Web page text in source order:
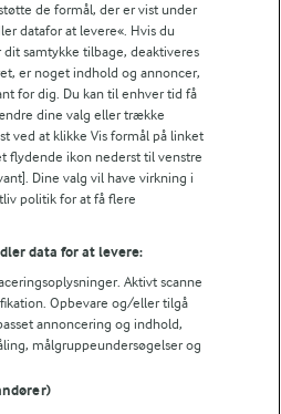
Få madinspiration, tips
og tricks her
de formål, der er vist under
datafor at levere«. Hvis du
samtykke tilbage, deaktiveres
er noget indhold og annoncer,
for dig. Du kan til enhver tid få
dine valg eller trække
ved at klikke Vis formål på linket
flydende ikon nederst til venstre
Dine valg vil have virkning i
politik for at få flere
data for at levere:
Aktivt scanne
Opbevare og/eller tilgå
annoncering og indhold,
målgruppeundersøgelser og